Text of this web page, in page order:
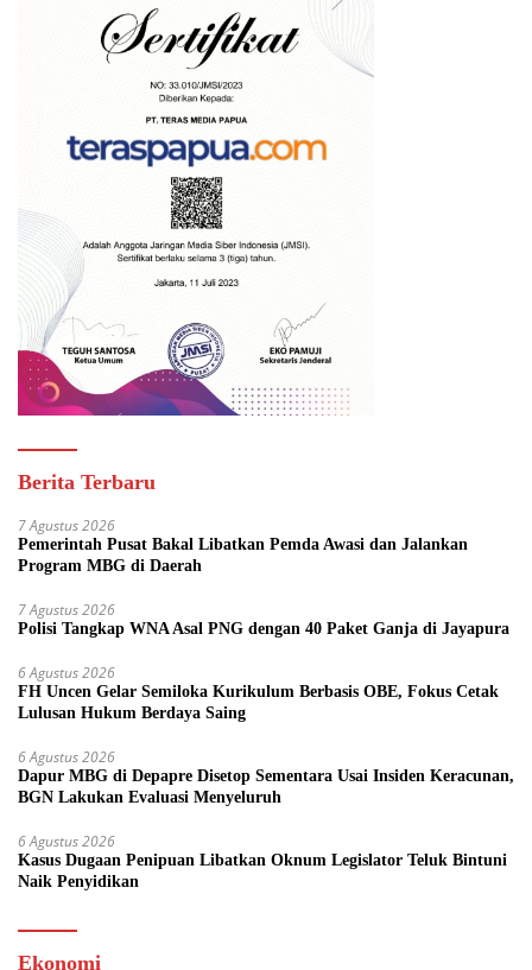
Berita Terbaru
7 Agustus 2026
Pemerintah Pusat Bakal Libatkan Pemda Awasi dan Jalankan
Program MBG di Daerah
7 Agustus 2026
Polisi Tangkap WNA Asal PNG dengan 40 Paket Ganja di Jayapura
6 Agustus 2026
FH Uncen Gelar Semiloka Kurikulum Berbasis OBE, Fokus Cetak
Lulusan Hukum Berdaya Saing
6 Agustus 2026
Dapur MBG di Depapre Disetop Sementara Usai Insiden Keracunan,
BGN Lakukan Evaluasi Menyeluruh
6 Agustus 2026
Kasus Dugaan Penipuan Libatkan Oknum Legislator Teluk Bintuni
Naik Penyidikan
Ekonomi